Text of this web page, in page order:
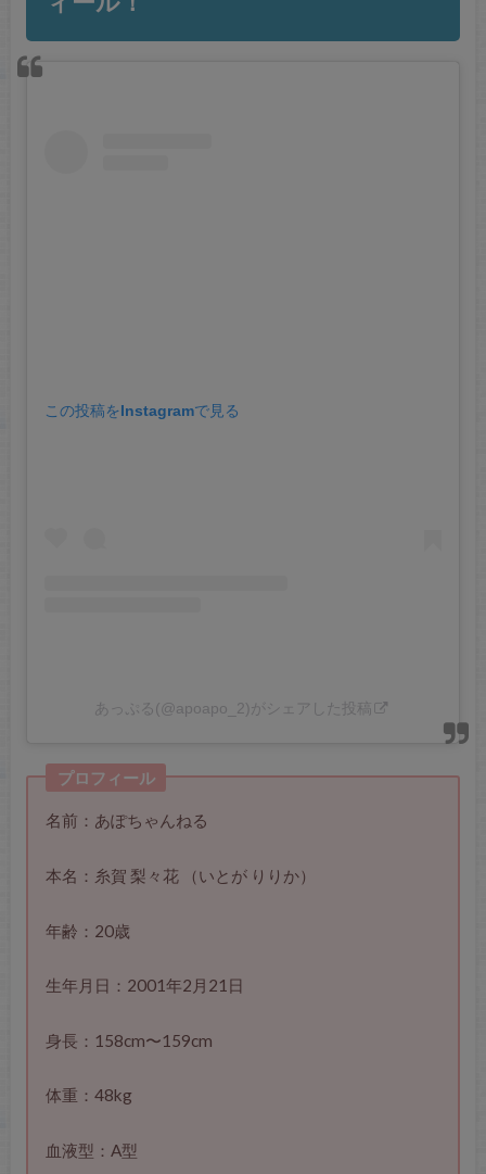
この投稿をInstagramで見る
あっぷる(@apoapo_2)がシェアした投稿
プロフィール
名前：あぽちゃんねる
本名：糸賀 梨々花 （いとが りりか）
年齢：20歳
生年月日：2001年2月21日
身長：158cm〜159cm
体重：48kg
血液型：A型